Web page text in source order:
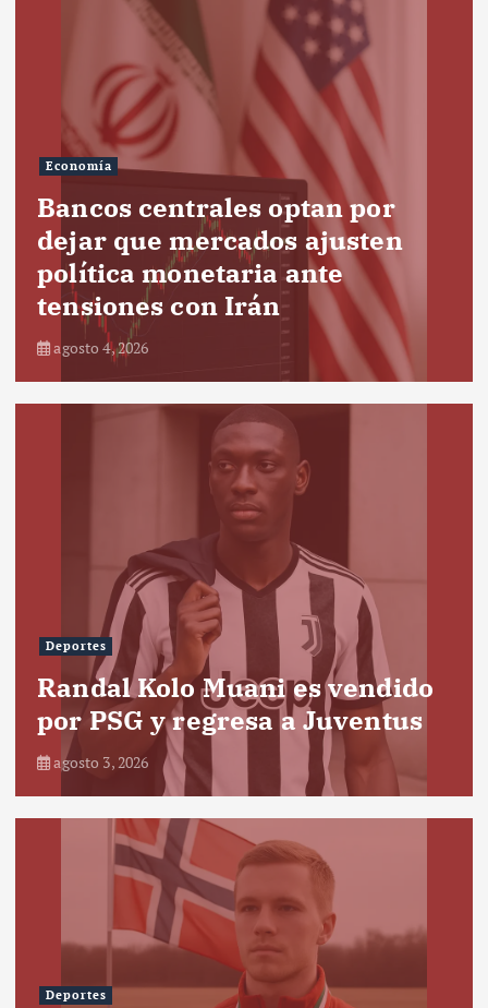
Economía
Bancos centrales optan por
dejar que mercados ajusten
política monetaria ante
tensiones con Irán
agosto 4, 2026
Deportes
Randal Kolo Muani es vendido
por PSG y regresa a Juventus
agosto 3, 2026
Deportes